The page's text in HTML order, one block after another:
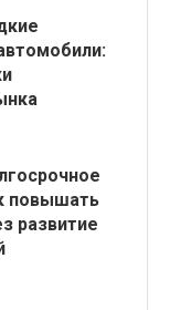
повышать
развитие